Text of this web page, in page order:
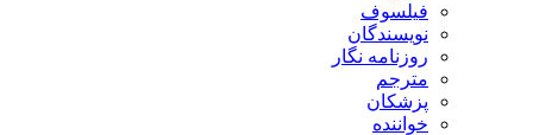
فیلسوف
نویسندگان
روزنامه نگار
مترجم
پزشکان
خواننده